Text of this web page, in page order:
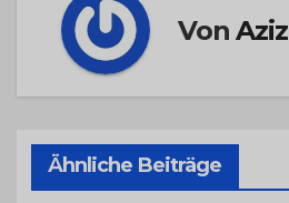
VonAziz
Ähnliche Beiträge